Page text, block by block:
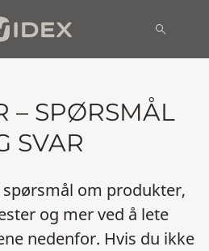
– SPØRSMÅL
SVAR
om produkter,
og mer ved å lete
nedenfor. Hvis du ikke